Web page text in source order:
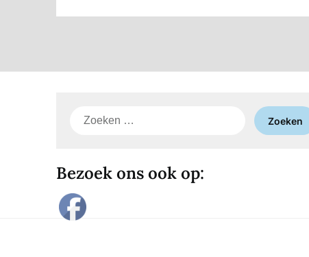
Zoeken
Bezoek ons ook op: